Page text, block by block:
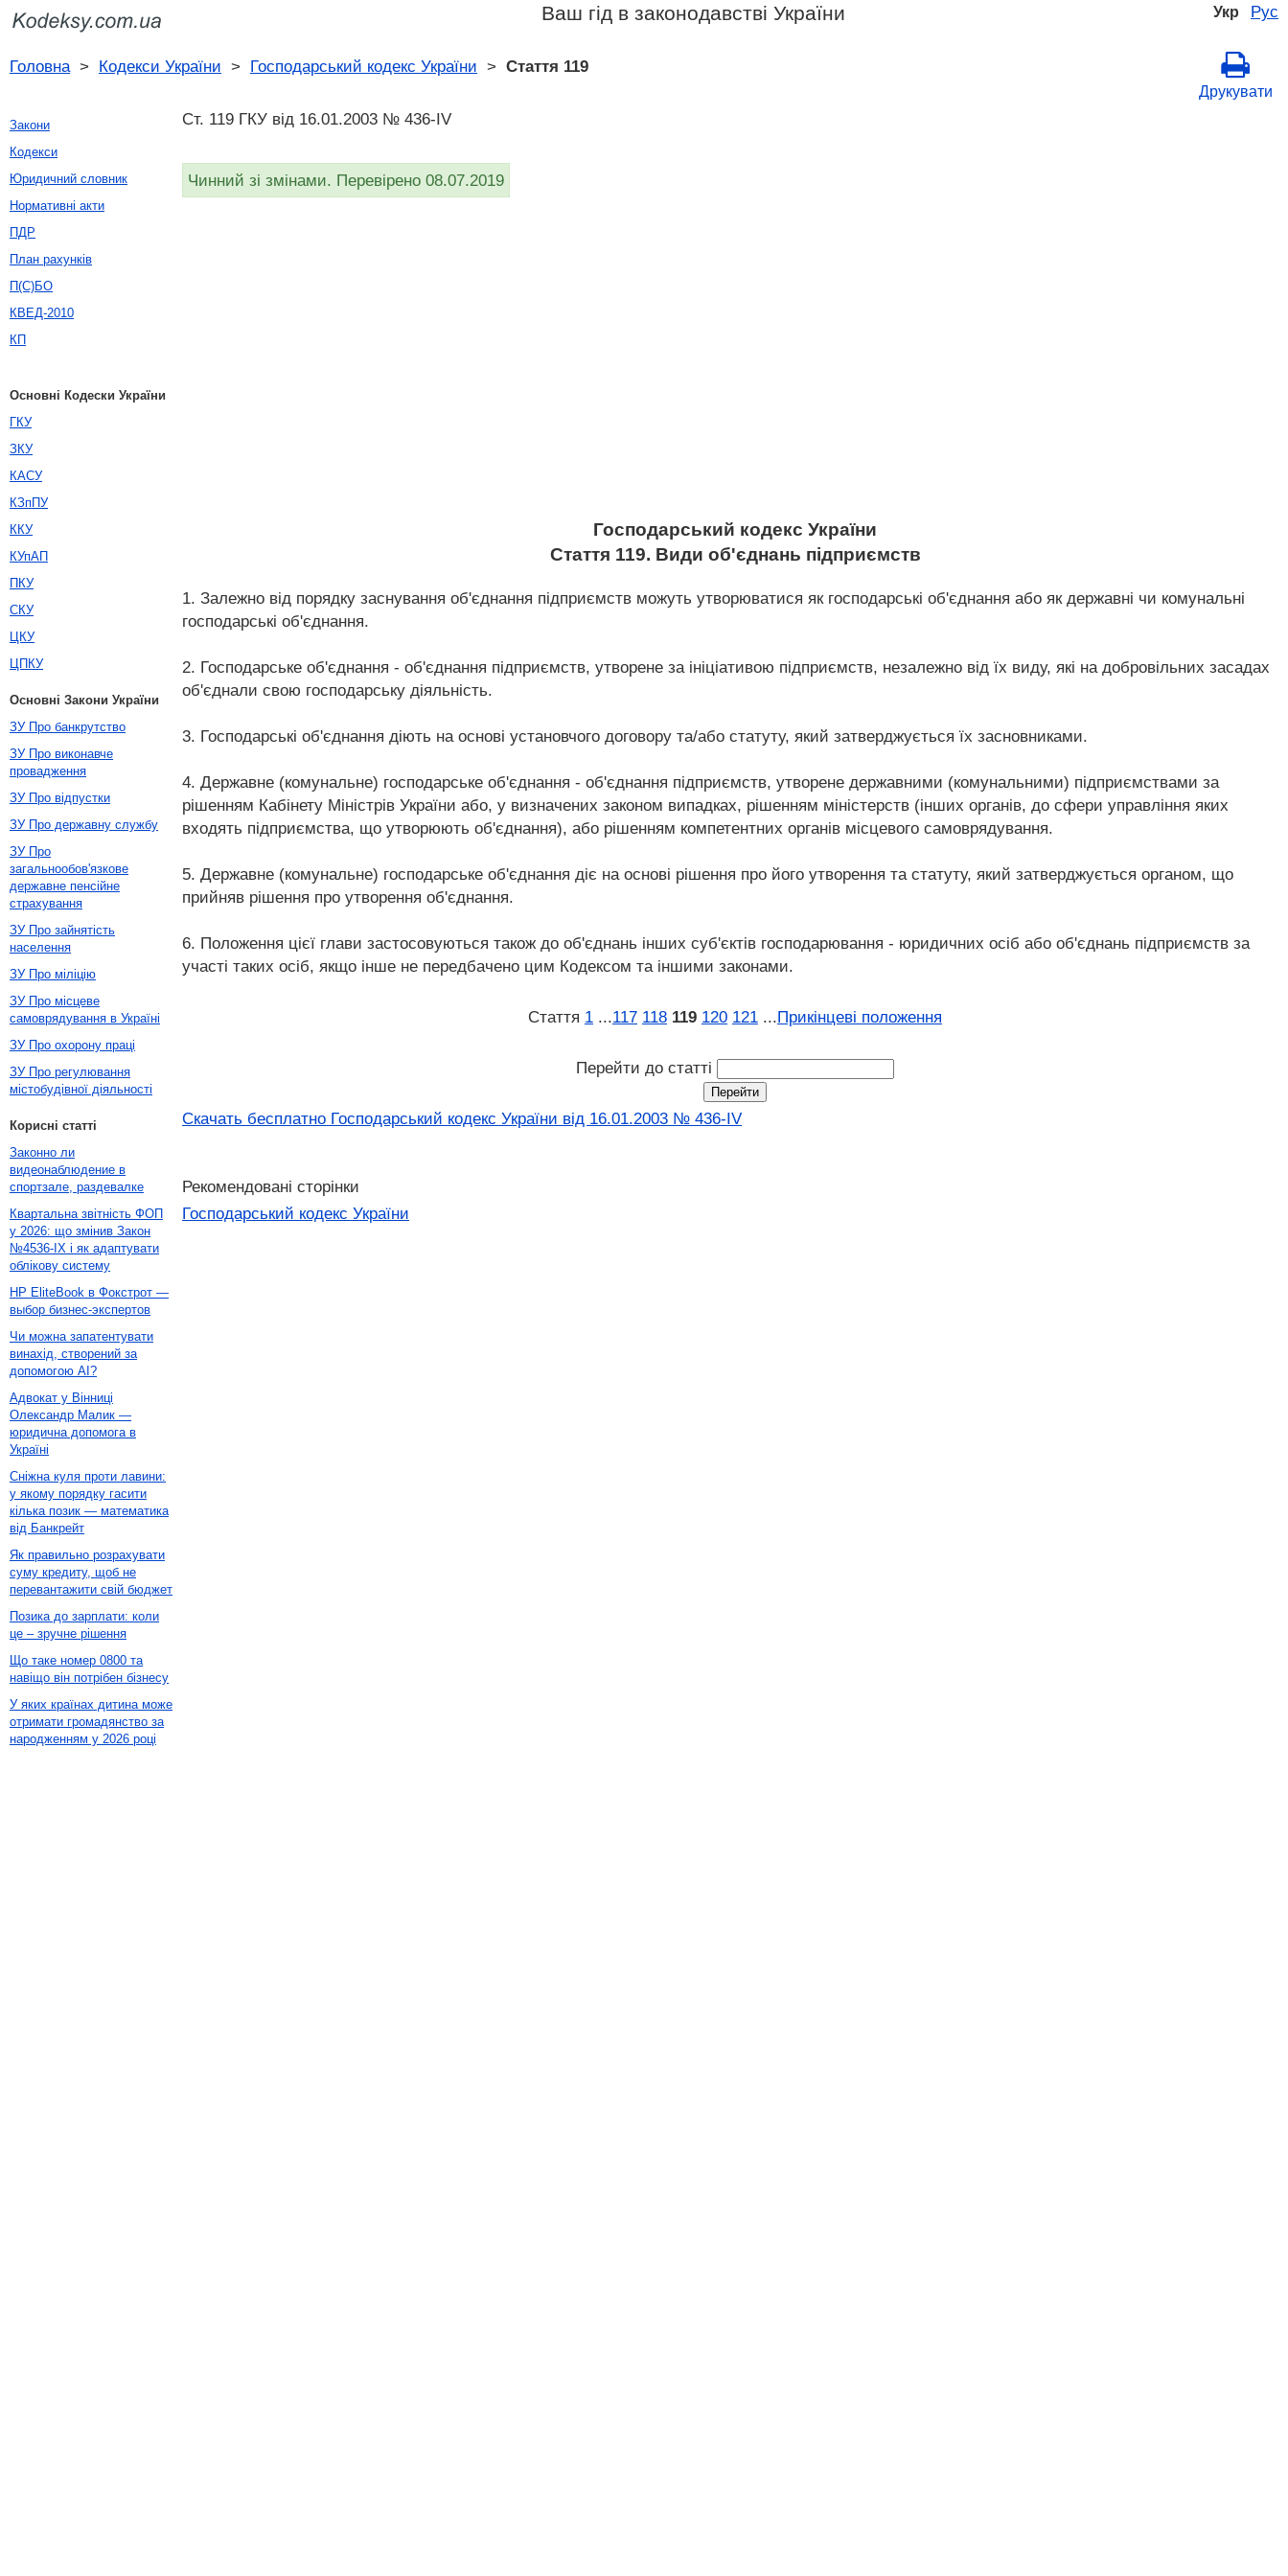
Укр Рус
Ваш гід в законодавстві України
Головна> Кодекси України > Господарський кодекс України > Стаття 119
Друкувати
Ст. 119 ГКУ від 16.01.2003 № 436-IV
Чинний зі змінами. Перевірено 08.07.2019
Господарський кодекс України
Стаття 119. Види об'єднань підприємств
1. Залежно від порядку заснування об'єднання підприємств можуть утворюватися як господарські об'єднання або як державні чи комунальні
господарські об'єднання.
2. Господарське об'єднання - об'єднання підприємств, утворене за ініціативою підприємств, незалежно від їх виду, які на добровільних засадах
об'єднали свою господарську діяльність.
3. Господарські об'єднання діють на основі установчого договору та/або статуту, який затверджується їх засновниками.
4. Державне (комунальне) господарське об'єднання - об'єднання підприємств, утворене державними (комунальними) підприємствами за
рішенням Кабінету Міністрів України або, у визначених законом випадках, рішенням міністерств (інших органів, до сфери управління яких
входять підприємства, що утворюють об'єднання), або рішенням компетентних органів місцевого самоврядування.
5. Державне (комунальне) господарське об'єднання діє на основі рішення про його утворення та статуту, який затверджується органом, що
прийняв рішення про утворення об'єднання.
6. Положення цієї глави застосовуються також до об'єднань інших суб'єктів господарювання - юридичних осіб або об'єднань підприємств за
участі таких осіб, якщо інше не передбачено цим Кодексом та іншими законами.
Стаття 1 ...117 118 119 120 121 ...Прикінцеві положення
Перейти до статті
Скачать бесплатно Господарський кодекс України від 16.01.2003 № 436-IV
Рекомендовані сторінки
Господарський кодекс України
Закони
Кодекси
Юридичний словник
Нормативні акти
ПДР
План рахунків
П(С)БО
КВЕД-2010
КП
Основні Кодески України
ГКУ
ЗКУ
КАСУ
КЗпПУ
ККУ
КУпАП
ПКУ
СКУ
ЦКУ
ЦПКУ
Основні Закони України
ЗУ Про банкрутство
ЗУ Про виконавче
провадження
ЗУ Про відпустки
ЗУ Про державну службу
ЗУ Про
загальнообов'язкове
державне пенсійне
страхування
ЗУ Про зайнятість
населення
ЗУ Про міліцію
ЗУ Про місцеве
самоврядування в Україні
ЗУ Про охорону праці
ЗУ Про регулювання
містобудівної діяльності
Корисні статті
Законно ли
видеонаблюдение в
спортзале, раздевалке
Квартальна звітність ФОП
у 2026: що змінив Закон
№4536-IX і як адаптувати
облікову систему
HP EliteBook в Фокстрот —
выбор бизнес-экспертов
Чи можна запатентувати
винахід, створений за
допомогою AI?
Адвокат у Вінниці
Олександр Малик —
юридична допомога в
Україні
Сніжна куля проти лавини:
у якому порядку гасити
кілька позик — математика
від Банкрейт
Як правильно розрахувати
суму кредиту, щоб не
перевантажити свій бюджет
Позика до зарплати: коли
це – зручне рішення
Що таке номер 0800 та
навіщо він потрібен бізнесу
У яких країнах дитина може
отримати громадянство за
народженням у 2026 році